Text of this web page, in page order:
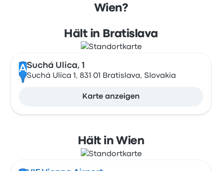
Wien?
Hält in Bratislava
ASuchá Ulica, 1
Suchá Ulica 1, 831 01 Bratislava, Slovakia
Karte anzeigen
Hält in Wien